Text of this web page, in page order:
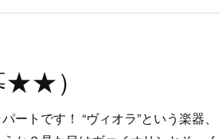
★★）
ートです！ “ヴィオラ”という楽器、